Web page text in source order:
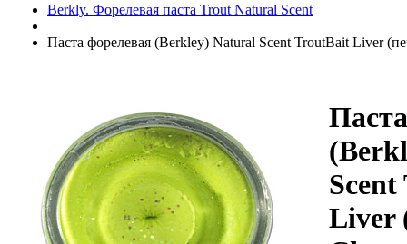
Berkly. Форелевая паста Trout Natural Scent
Паста форелевая (Berkley) Natural Scent TroutBait Liver
Liver